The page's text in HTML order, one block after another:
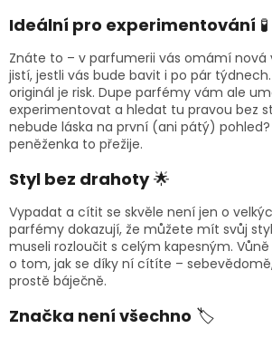
Ideální pro experimentování 🧪
Znáte to – v parfumerii vás omámí nová
jistí, jestli vás bude bavit i po pár
originál je risk. Dupe parfémy vám ale
experimentovat a hledat tu pravou bez
nebude láska na první (ani pátý) pohled?
peněženka to přežije.
Styl bez drahoty🌟
Vypadat a cítit se skvěle není jen o
parfémy dokazují, že můžete mít svůj
museli rozloučit s celým kapesným.
o tom, jak se díky ní cítíte –
prostě báječně.
Značka není všechno 🏷️